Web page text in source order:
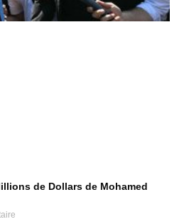
de Dollars de Mohamed